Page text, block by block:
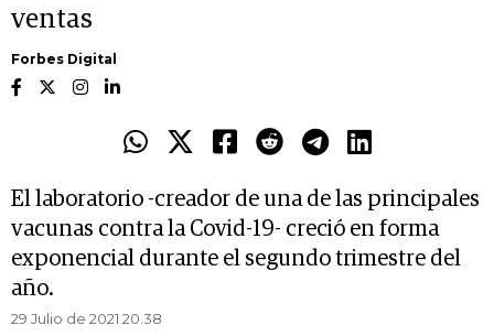
ventas
Forbes Digital
El laboratorio -creador de una de las principales
vacunas contra la Covid-19- creció en forma
exponencial durante el segundo trimestre del
año.
29 Julio de 2021 20.38